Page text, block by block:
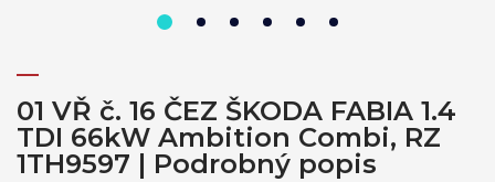
01 VŘ č. 16 ČEZ ŠKODA FABIA 1.4
TDI 66kW Ambition Combi, RZ
1TH9597 | Podrobný popis